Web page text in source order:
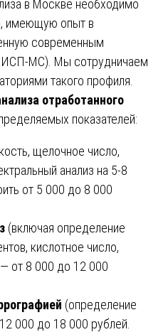
в Москве необходимо
имеющую опыт в
современным
МС). Мы сотрудничаем
такого профиля.
отработанного
показателей:
щелочное число,
анализ на 5-8
от 5 000 до 8 000
(включая определение
кислотное число,
от 8 000 до 12 000
(определение
000 до 18 000 рублей.